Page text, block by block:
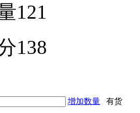
121
138
增加数量 有货